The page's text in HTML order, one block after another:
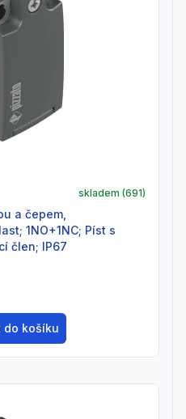
skladem (691)
1NO+1NC; Píst s
člen; IP67
do košíku